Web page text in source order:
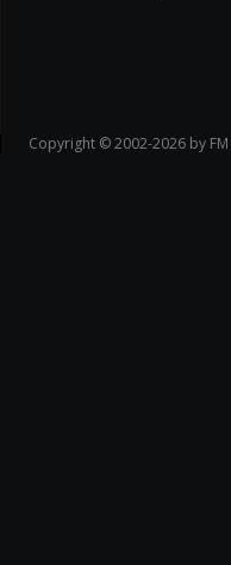
Copyright © 2002-2026 by